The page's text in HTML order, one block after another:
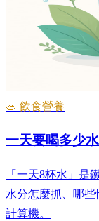
🥗 飲食營養
一天要喝多少
「一天8杯水」是
水分怎麼抓、哪
計算機。